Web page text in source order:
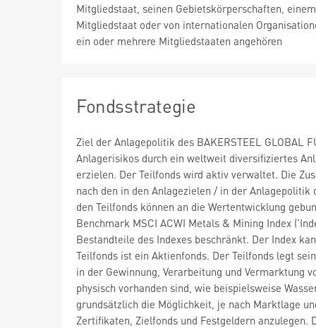
Mitgliedstaat, seinen Gebietskörperschaften,
Mitgliedstaat oder von internationalen
ein oder mehrere Mitgliedstaaten angehören
Fondsstrategie
Ziel der Anlagepolitik des BAKERSTEEL GLOBAL
Anlagerisikos durch ein weltweit diversifiziertes
erzielen. Der Teilfonds wird aktiv verwaltet. Die
nach den in den Anlagezielen / in der
den Teilfonds können an die Wertentwicklung
Benchmark MSCI ACWI Metals & Mining Index
Bestandteile des Indexes beschränkt. Der Index
Teilfonds ist ein Aktienfonds. Der Teilfonds legt
in der Gewinnung, Verarbeitung und Vermarktung
physisch vorhanden sind, wie beispielsweise
grundsätzlich die Möglichkeit, je nach Marktlage
Zertifikaten, Zielfonds und Festgeldern